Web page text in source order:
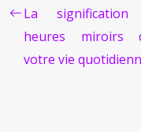
La signification
heures miroirs
votre vie